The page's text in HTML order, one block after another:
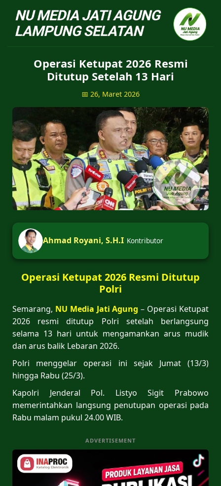
NU Jatiagung - Situs
Operasi Ketupat 2026 Resmi
Ditutup Setelah 13 Hari
📅 26, Maret 2026
Ahmad Royani, S.H.I Kontributor
Operasi Ketupat 2026 Resmi Ditutup
Polri
Semarang, NU Media Jati Agung – Operasi Ketupat
2026 resmi ditutup Polri setelah berlangsung
selama 13 hari untuk mengamankan arus mudik
dan arus balik Lebaran 2026.
Polri menggelar operasi ini sejak Jumat (13/3)
hingga Rabu (25/3).
Kapolri Jenderal Pol. Listyo Sigit Prabowo
memerintahkan langsung penutupan operasi pada
Rabu malam pukul 24.00 WIB.
ADVERTISEMENT